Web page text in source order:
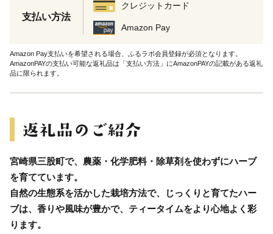
支払い方法
クレジットカード
Amazon Pay
Amazon Pay支払いを希望される場合、ふるラボ会員登録が必須となります。
AmazonPAYの支払い可能な返礼品は「支払い方法」にAmazonPAYの記載がある返礼
品に限られます。
宮崎県三股町で、農薬・化学肥料・除草剤を使わずにハーブ
を育てています。
自然の生態系を活かした栽培方法で、じっくりと育てたハー
ブは、香りや風味が豊かで、ティータイムをより心地よく彩
ります。